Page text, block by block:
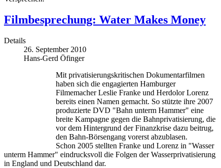
Filmbesprechung: Water Makes Money
Details
26. September 2010
Hans-Gerd Öfinger
Mit privatisierungskritischen Dokumentarfilmen
haben sich die engagierten Hamburger
Filmemacher Leslie Franke und Herdolor Lorenz
bereits einen Namen gemacht. So stützte ihre 2007
produzierte DVD "Bahn unterm Hammer" eine
breite Kampagne gegen die Bahnprivatisierung, die
vor dem Hintergrund der Finanzkrise dazu beitrug,
den Bahn-Börsengang vorerst abzublasen.
Schon 2005 stellten Franke und Lorenz in "Wasser
unterm Hammer" eindrucksvoll die Folgen der Wasserprivatisierung
in England und Deutschland dar.